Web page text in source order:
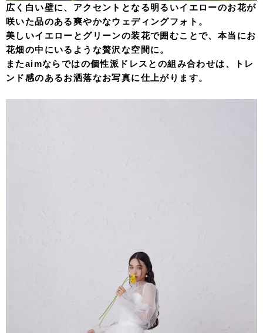
広く白い壁に、アクセントとなる明るいイエローのお花が
咲いた品のある爽やかなウェディングフォト。
美しいイエローとグリーンの装花で囲むことで、本当にお
花畑の中にいるような贅沢な空間に。
またaimならではの個性派ドレスとの組み合わせは、トレ
ンド感のあるお洒落なお写真に仕上がります。